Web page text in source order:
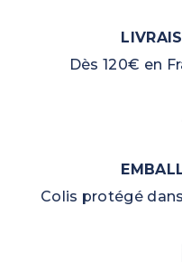
Dès 120€ en
Colis protégé